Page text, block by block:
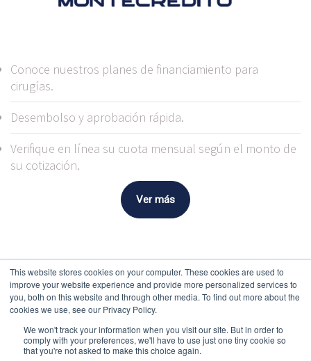
This website stores cookies on your computer. These cookies are used to
improve your website experience and provide more personalized services to
you, both on this website and through other media. To find out more about the
cookies we use, see our Privacy Policy.
We won't track your information when you visit our site. But in order to
comply with your preferences, we'll have to use just one tiny cookie so
that you're not asked to make this choice again.
Conoce nuestros planes de financiamiento para
cirugías.
Desembolso y aprobación rápida.
Verifique en línea su cuota mensual según el monto de
su cotización.
Ver más
Documentos y reglamentos
+506 2521-9595|info@metropolitanocr.com